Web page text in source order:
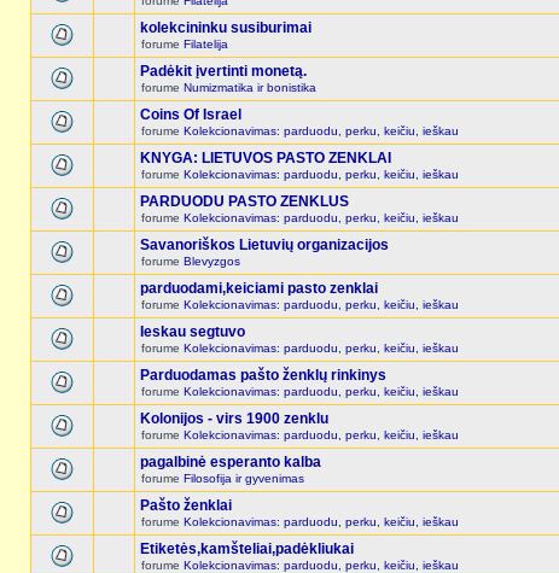
kolekcininku susiburimai
forume Filatelija
Padėkit įvertinti monetą.
forume Numizmatika ir bonistika
Coins Of Israel
forume Kolekcionavimas: parduodu, perku, keičiu, ieškau
KNYGA: LIETUVOS PASTO ZENKLAI
forume Kolekcionavimas: parduodu, perku, keičiu, ieškau
PARDUODU PASTO ZENKLUS
forume Kolekcionavimas: parduodu, perku, keičiu, ieškau
Savanoriškos Lietuvių organizacijos
forume Blevyzgos
parduodami,keiciami pasto zenklai
forume Kolekcionavimas: parduodu, perku, keičiu, ieškau
Ieskau segtuvo
forume Kolekcionavimas: parduodu, perku, keičiu, ieškau
Parduodamas pašto ženklų rinkinys
forume Kolekcionavimas: parduodu, perku, keičiu, ieškau
Kolonijos - virs 1900 zenklu
forume Kolekcionavimas: parduodu, perku, keičiu, ieškau
pagalbinė esperanto kalba
forume Filosofija ir gyvenimas
Pašto ženklai
forume Kolekcionavimas: parduodu, perku, keičiu, ieškau
Etiketės,kamšteliai,padėkliukai
forume Kolekcionavimas: parduodu, perku, keičiu, ieškau